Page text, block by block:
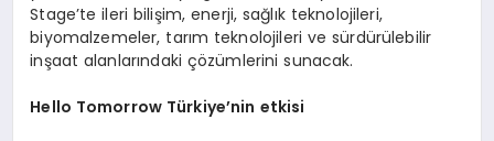
Stage’te ileri bilişim, enerji, sağlık teknolojileri,
biyomalzemeler, tarım teknolojileri ve sürdürülebilir
inşaat alanlarındaki çözümlerini sunacak.
Hello Tomorrow Türkiye’nin etkisi